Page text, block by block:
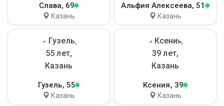
Слава, 69
Казань
Альфия Алексеева, 51
Казань
Гузель, 55
Казань
Ксения, 39
Казань